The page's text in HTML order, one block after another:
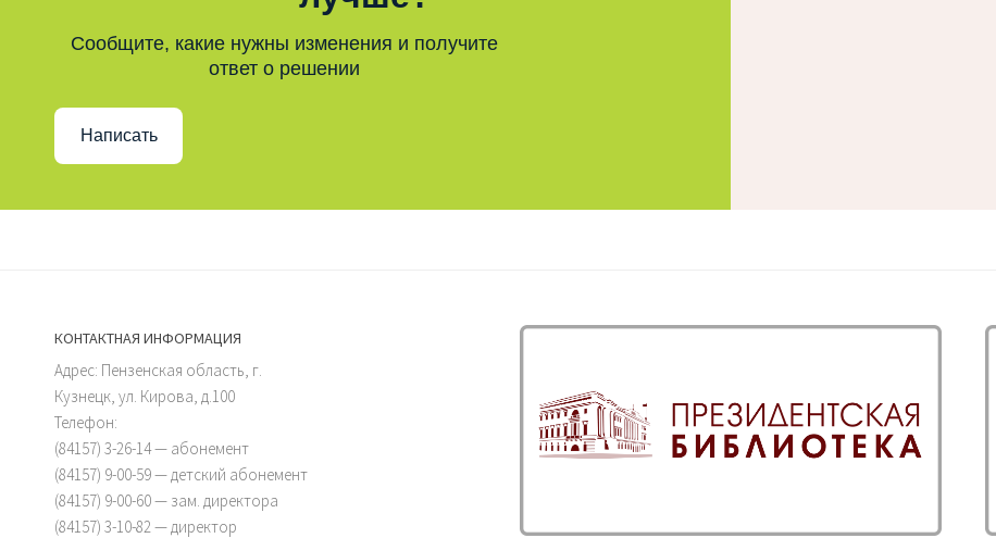
Сообщите, какие нужны изменения и получите
ответ о решении
Написать
КОНТАКТНАЯ ИНФОРМАЦИЯ
Адрес: Пензенская область, г.
Кузнецк, ул. Кирова, д.100
Телефон:
(84157) 3-26-14 — абонемент
(84157) 9-00-59 — детский абонемент
(84157) 9-00-60 — зам. директора
(84157) 3-10-82 — директор